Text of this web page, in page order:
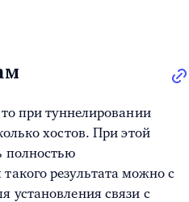
при туннелировании
хостов. При этой
полностью
результата можно с
установления связи с